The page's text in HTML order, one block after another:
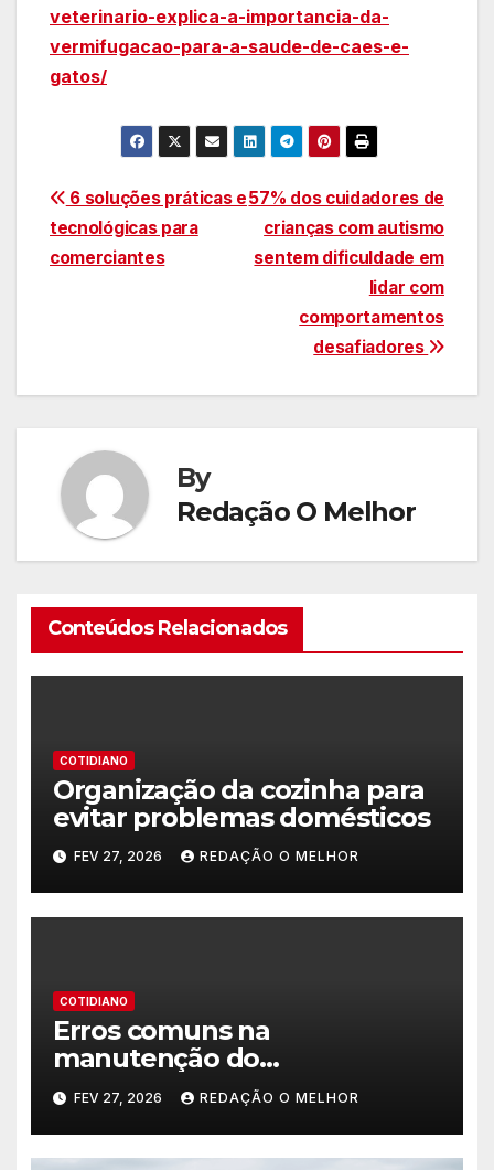
veterinario-explica-a-importancia-da-
vermifugacao-para-a-saude-de-caes-e-
gatos/
Navegação
de
57% dos cuidadores de
crianças com autismo
sentem dificuldade em
lidar com
comportamentos
desafiadores
6 soluções práticas e
tecnológicas para
comerciantes
By
Redação O Melhor
Conteúdos Relacionados
COTIDIANO
Organização da cozinha para
evitar problemas domésticos
FEV 27, 2026 REDAÇÃO O MELHOR
COTIDIANO
Erros comuns na
manutenção do
encanamento residencial
FEV 27, 2026 REDAÇÃO O MELHOR